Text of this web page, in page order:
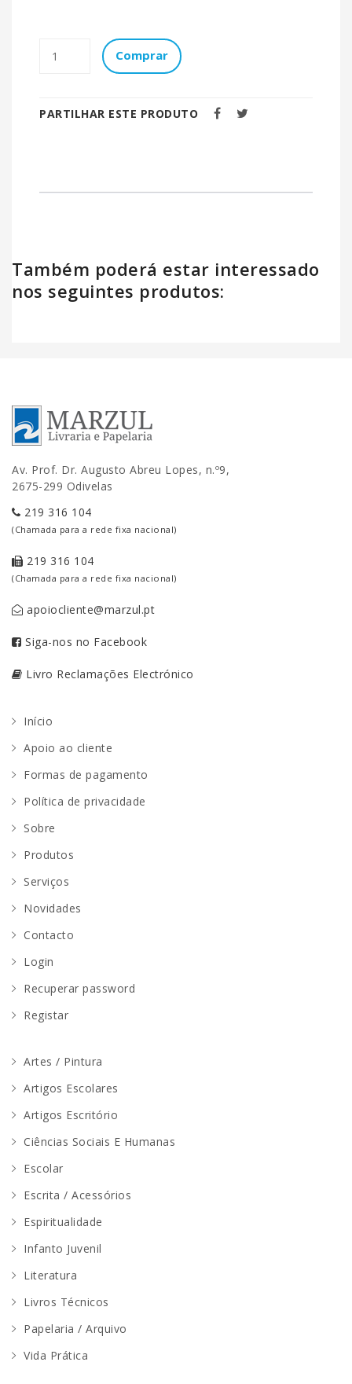
Comprar
PARTILHAR ESTE PRODUTO
Também poderá estar interessado
nos seguintes produtos:
Av. Prof. Dr. Augusto Abreu Lopes, n.º9,
2675-299 Odivelas
219 316 104
(Chamada para a rede fixa nacional)
219 316 104
(Chamada para a rede fixa nacional)
apoiocliente@marzul.pt
Siga-nos no Facebook
Livro Reclamações Electrónico
Início
Apoio ao cliente
Formas de pagamento
Política de privacidade
Sobre
Produtos
Serviços
Novidades
Contacto
Login
Recuperar password
Registar
Artes / Pintura
Artigos Escolares
Artigos Escritório
Ciências Sociais E Humanas
Escolar
Escrita / Acessórios
Espiritualidade
Infanto Juvenil
Literatura
Livros Técnicos
Papelaria / Arquivo
Vida Prática